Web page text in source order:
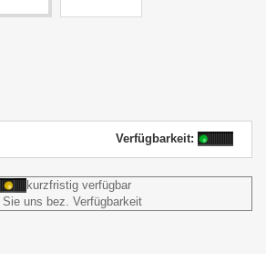
Verfügbarkeit:
kurzfristig verfügbar
uns bez. Verfügbarkeit